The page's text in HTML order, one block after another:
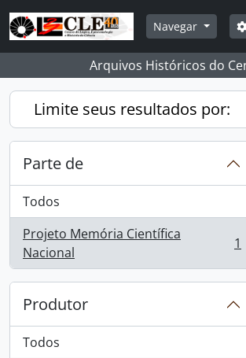
Skip to main content
Navegar
Arquivos Históricos do
Limite seus resultados por:
Parte de
Todos
Projeto Memória Científica
Nacional
, 1 resultados 1
Produtor
Todos